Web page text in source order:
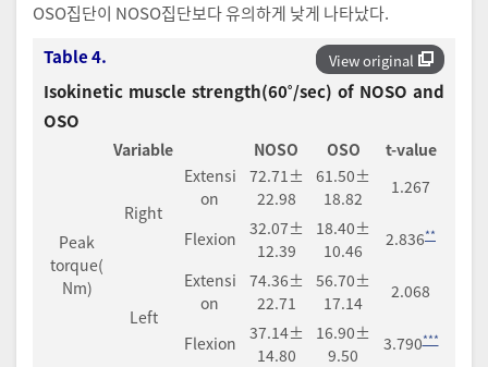
OSO집단이 NOSO집단보다 유의하게 낮게 나타났다.
View original
Table 4.
Isokinetic muscle strength(60˚/sec) of NOSO and
OSO
Variable NOSO OSO t-value
Peak
torque(
Nm)
Right
Extensi
on
72.71±
22.98
61.50±
18.82
1.267
Flexion
32.07±
12.39
18.40±
10.46
2.836**
Left
Extensi
on
74.36±
22.71
56.70±
17.14
2.068
Flexion
37.14±
14.80
16.90±
9.50
3.790***